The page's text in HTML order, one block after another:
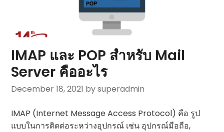
IMAP และ POP สำหรับ Mail
Server คืออะไร
December 18, 2021 by superadmin
IMAP (Internet Message Access Protocol) คือ รูป
แบบในการติดต่อระหว่างอุปกรณ์ เช่น อุปกรณ์มือถือ,